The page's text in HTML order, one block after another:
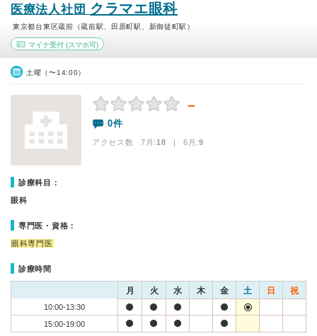
医療法人社団 クラマエ眼科
東京都台東区蔵前（蔵前駅、田原町駅、新御徒町駅）
マイナ受付 (スマホ可)
土曜（〜14:00）
－
0件
アクセス数 7月:18 | 6月:9
診療科目：
眼科
専門医・資格：
眼科専門医
診療時間
月 火 水 木 金 土 日 祝
10:00-13:30
15:00-19:00